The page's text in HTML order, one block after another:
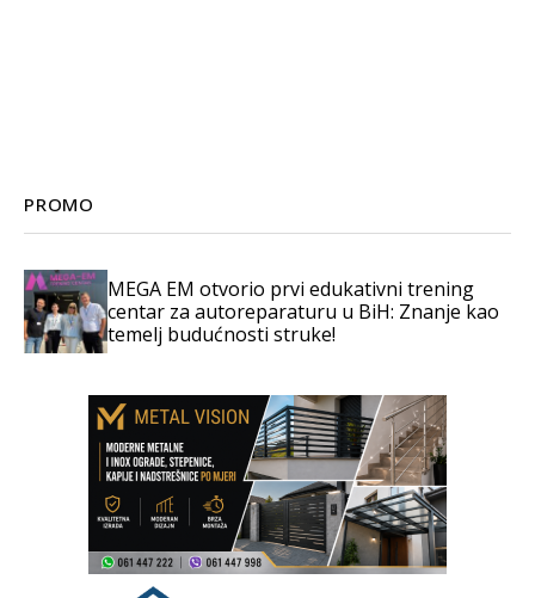
PROMO
MEGA EM otvorio prvi edukativni trening
centar za autoreparaturu u BiH: Znanje kao
temelj budućnosti struke!